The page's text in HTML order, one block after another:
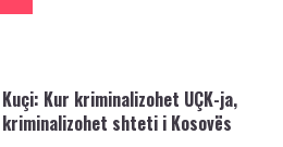
Kuçi: Kur kriminalizohet UÇK-ja,
kriminalizohet shteti i Kosovës